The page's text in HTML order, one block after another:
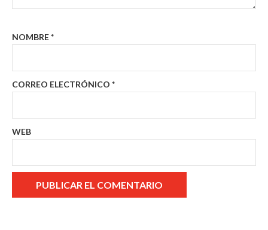
NOMBRE*
CORREO ELECTRÓNICO *
WEB